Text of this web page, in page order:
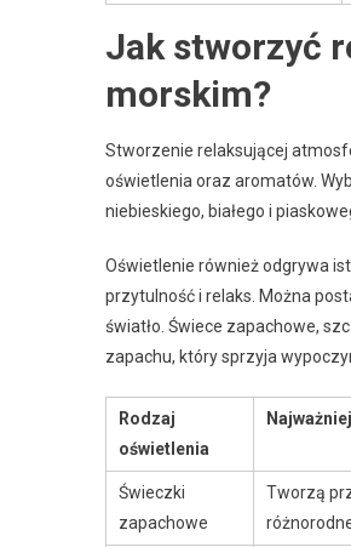
Jak stworzyć
morskim?
Stworzenie relaksującej
oświetlenia oraz aromatów.
niebieskiego, białego i
Oświetlenie również odgrywa
przytulność i relaks. Można
światło. Świece zapachowe,
zapachu, który sprzyja
Rodzaj
oświetlenia
Świeczki
zapachowe
Tworzą